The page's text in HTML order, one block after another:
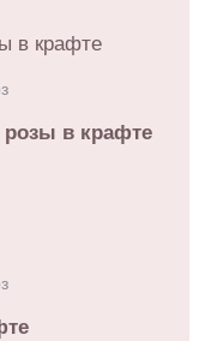
в крафте